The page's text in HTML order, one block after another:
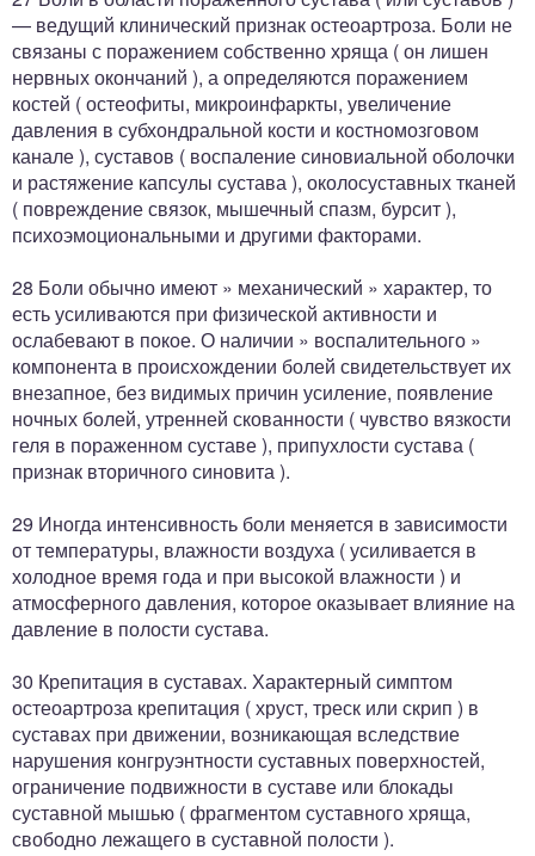
— ведущий клинический признак остеоартроза. Боли не
связаны с поражением собственно хряща ( он лишен
нервных окончаний ), а определяются поражением
костей ( остеофиты, микроинфаркты, увеличение
давления в субхондральной кости и костномозговом
канале ), суставов ( воспаление синовиальной оболочки
и растяжение капсулы сустава ), околосуставных тканей
( повреждение связок, мышечный спазм, бурсит ),
психоэмоциональными и другими факторами.
28 Боли обычно имеют » механический » характер, то
есть усиливаются при физической активности и
ослабевают в покое. О наличии » воспалительного »
компонента в происхождении болей свидетельствует их
внезапное, без видимых причин усиление, появление
ночных болей, утренней скованности ( чувство вязкости
геля в пораженном суставе ), припухлости сустава (
признак вторичного синовита ).
29 Иногда интенсивность боли меняется в зависимости
от температуры, влажности воздуха ( усиливается в
холодное время года и при высокой влажности ) и
атмосферного давления, которое оказывает влияние на
давление в полости сустава.
30 Крепитация в суставах. Характерный симптом
остеоартроза крепитация ( хруст, треск или скрип ) в
суставах при движении, возникающая вследствие
нарушения конгруэнтности суставных поверхностей,
ограничение подвижности в суставе или блокады
суставной мышью ( фрагментом суставного хряща,
свободно лежащего в суставной полости ).